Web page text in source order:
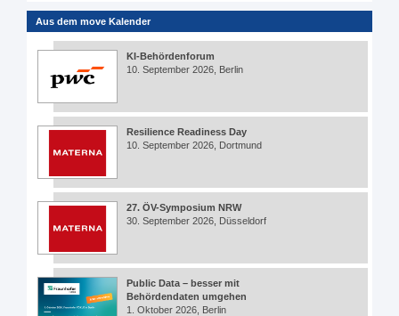
Aus dem move Kalender
KI-Behördenforum
10. September 2026, Berlin
Resilience Readiness Day
10. September 2026, Dortmund
27. ÖV-Symposium NRW
30. September 2026, Düsseldorf
Public Data – besser mit
Behördendaten umgehen
1. Oktober 2026, Berlin